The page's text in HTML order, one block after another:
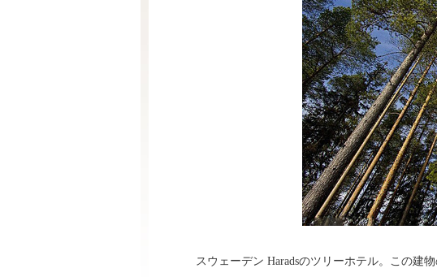
スウェーデン Haradsのツリーホテル。この建